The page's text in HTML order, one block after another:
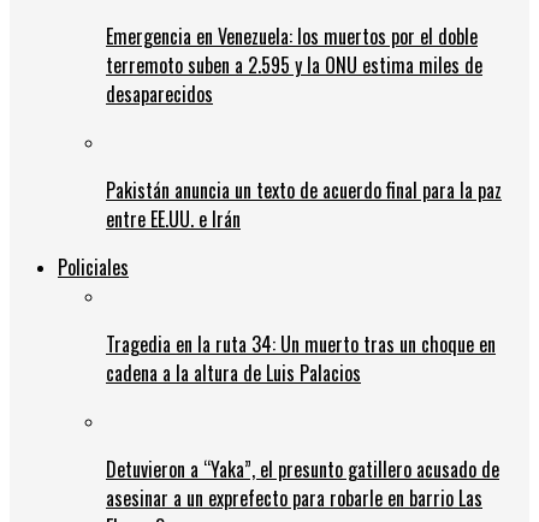
Emergencia en Venezuela: los muertos por el doble
terremoto suben a 2.595 y la ONU estima miles de
desaparecidos
Pakistán anuncia un texto de acuerdo final para la paz
entre EE.UU. e Irán
Policiales
Tragedia en la ruta 34: Un muerto tras un choque en
cadena a la altura de Luis Palacios
Detuvieron a “Yaka”, el presunto gatillero acusado de
asesinar a un exprefecto para robarle en barrio Las